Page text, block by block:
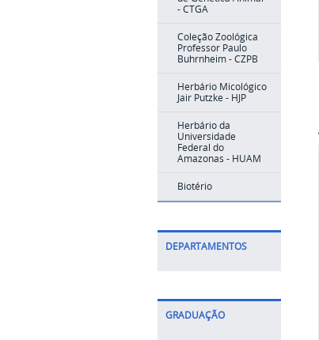
- CTGA
Coleção Zoológica
Professor Paulo
Buhrnheim - CZPB
Herbário Micológico
Jair Putzke - HJP
Herbário da
Universidade
Federal do
Amazonas - HUAM
Biotério
DEPARTAMENTOS
GRADUAÇÃO